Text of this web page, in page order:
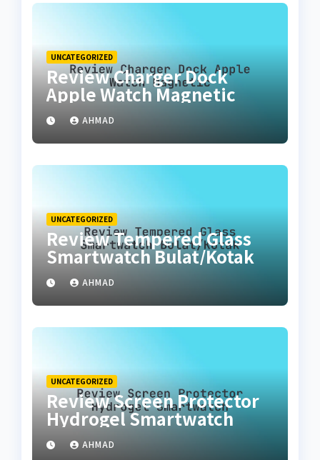
UNCATEGORIZED
Review Charger Dock
Apple Watch Magnetic
AHMAD
UNCATEGORIZED
Review Tempered Glass
Smartwatch Bulat/Kotak
AHMAD
UNCATEGORIZED
Review Screen Protector
Hydrogel Smartwatch
AHMAD